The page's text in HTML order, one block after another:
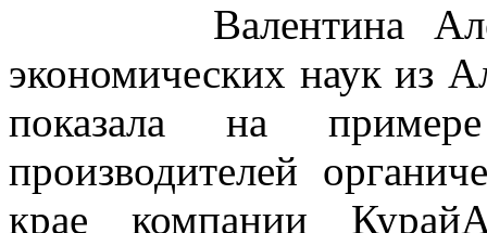
Валентина
экономических наук из
показала на
производителей
крае компании